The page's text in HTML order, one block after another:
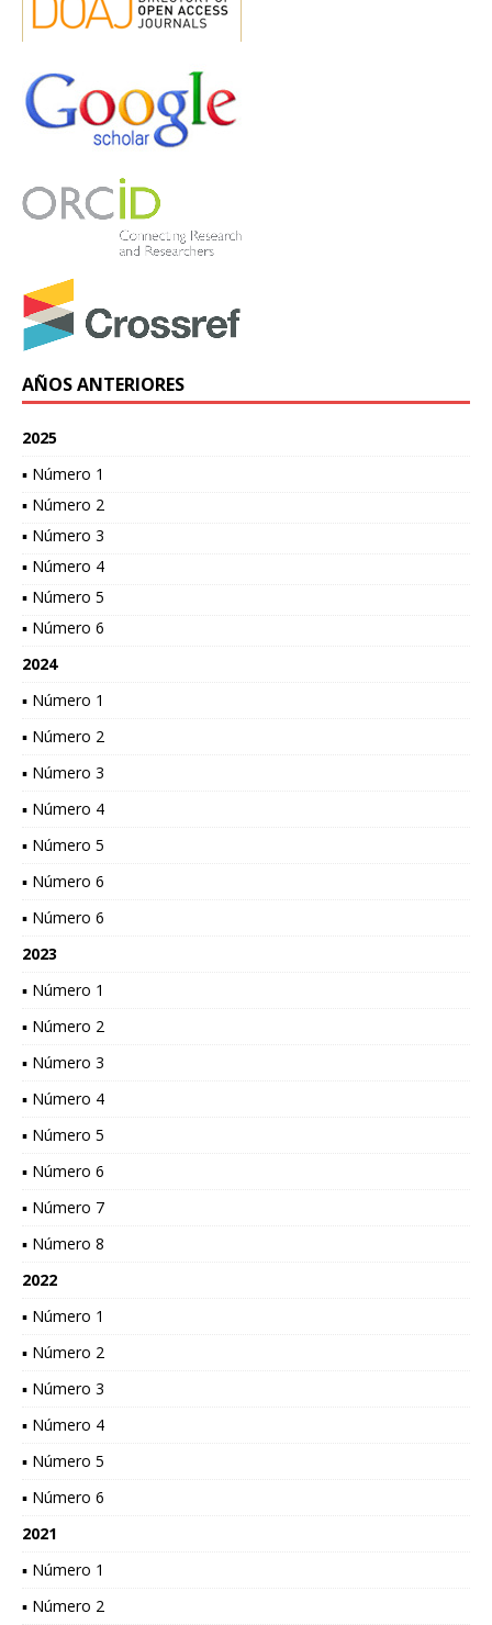
AÑOS ANTERIORES
2025
▪ Número 1
▪ Número 2
▪ Número 3
▪ Número 4
▪ Número 5
▪ Número 6
2024
▪ Número 1
▪ Número 2
▪ Número 3
▪ Número 4
▪ Número 5
▪ Número 6
▪ Número 6
2023
▪ Número 1
▪ Número 2
▪ Número 3
▪ Número 4
▪ Número 5
▪ Número 6
▪ Número 7
▪ Número 8
2022
▪ Número 1
▪ Número 2
▪ Número 3
▪ Número 4
▪ Número 5
▪ Número 6
2021
▪ Número 1
▪ Número 2